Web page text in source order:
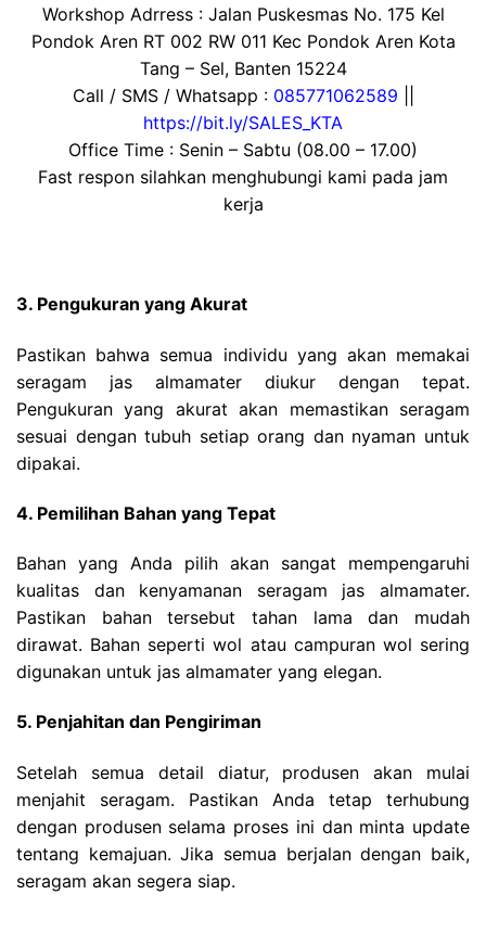
Workshop Adrress : Jalan Puskesmas No. 175 Kel
Pondok Aren RT 002 RW 011 Kec Pondok Aren Kota
Tang – Sel, Banten 15224
Call / SMS / Whatsapp : 085771062589
https://bit.ly/SALES_KTA
Office Time : Senin – Sabtu (08.00 – 17.00)
Fast respon silahkan menghubungi kami pada jam
kerja
3. Pengukuran yang Akurat
Pastikan bahwa semua individu yang akan memakai
seragam jas almamater diukur dengan tepat.
Pengukuran yang akurat akan memastikan seragam
sesuai dengan tubuh setiap orang dan nyaman untuk
dipakai.
4. Pemilihan Bahan yang Tepat
Bahan yang Anda pilih akan sangat mempengaruhi
kualitas dan kenyamanan seragam jas almamater.
Pastikan bahan tersebut tahan lama dan mudah
dirawat. Bahan seperti wol atau campuran wol sering
digunakan untuk jas almamater yang elegan.
5. Penjahitan dan Pengiriman
Setelah semua detail diatur, produsen akan mulai
menjahit seragam. Pastikan Anda tetap terhubung
dengan produsen selama proses ini dan minta update
tentang kemajuan. Jika semua berjalan dengan baik,
seragam akan segera siap.